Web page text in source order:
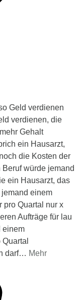
Geld verdienen
verdienen, die
Gehalt
ein Hausarzt,
die Kosten der
würde jemand
ein Hausarzt, das
einem
pro Quartal nur x
Aufträge für lau
einem
darf… Mehr